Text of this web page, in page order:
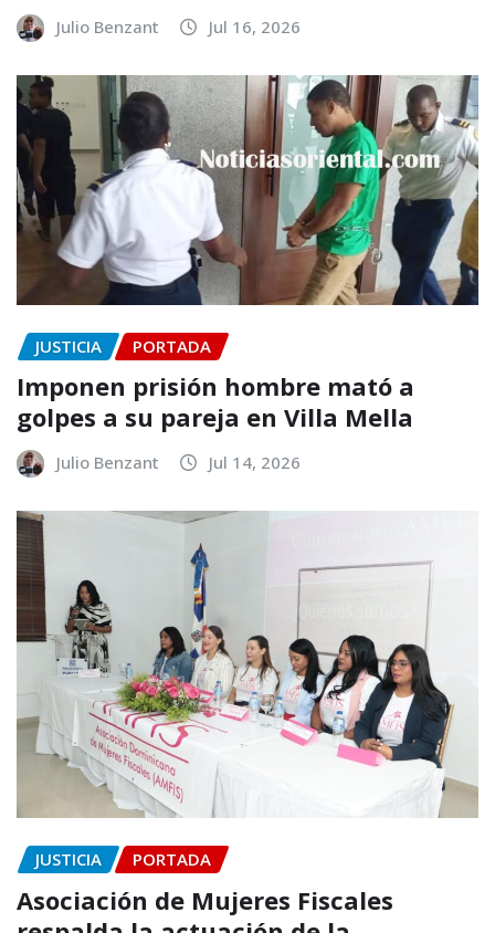
Julio Benzant Jul 16, 2026
JUSTICIA PORTADA
Imponen prisión hombre mató a
golpes a su pareja en Villa Mella
Julio Benzant Jul 14, 2026
JUSTICIA PORTADA
Asociación de Mujeres Fiscales